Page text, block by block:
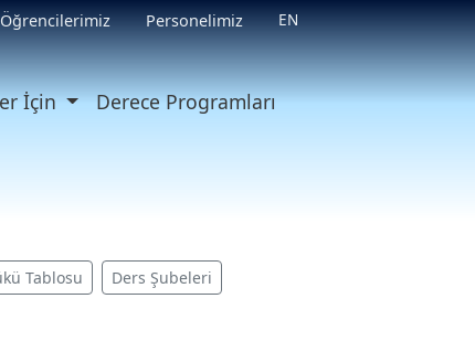
Öğrencilerimiz Personelimiz EN
İçin Derece Programları
Tablosu Ders Şubeleri